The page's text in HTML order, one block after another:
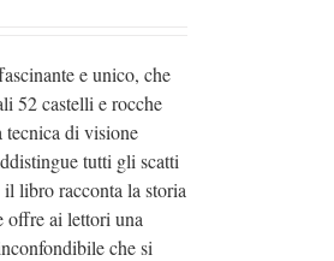
e unico, che
52 castelli e rocche
tecnica di visione
tutti gli scatti
libro racconta la storia
offre ai lettori una
che si